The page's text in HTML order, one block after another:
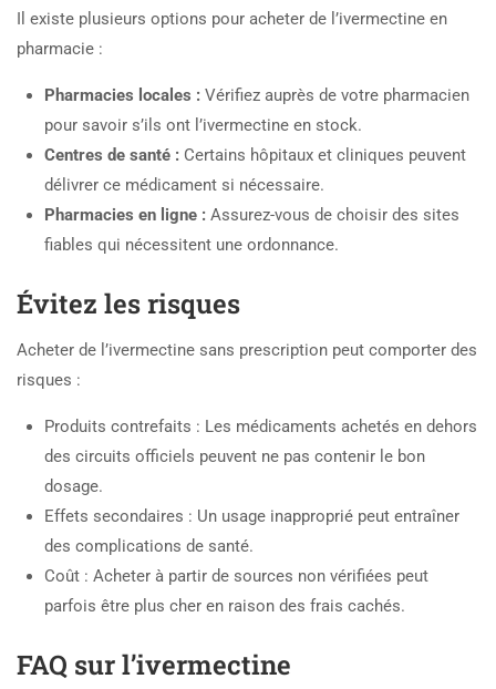
Il existe plusieurs options pour acheter de l’ivermectine en
pharmacie :
Pharmacies locales : Vérifiez auprès de votre pharmacien
pour savoir s’ils ont l’ivermectine en stock.
Centres de santé : Certains hôpitaux et cliniques peuvent
délivrer ce médicament si nécessaire.
Pharmacies en ligne : Assurez-vous de choisir des sites
fiables qui nécessitent une ordonnance.
Évitez les risques
Acheter de l’ivermectine sans prescription peut comporter des
risques :
Produits contrefaits : Les médicaments achetés en dehors
des circuits officiels peuvent ne pas contenir le bon
dosage.
Effets secondaires : Un usage inapproprié peut entraîner
des complications de santé.
Coût : Acheter à partir de sources non vérifiées peut
parfois être plus cher en raison des frais cachés.
FAQ sur l’ivermectine